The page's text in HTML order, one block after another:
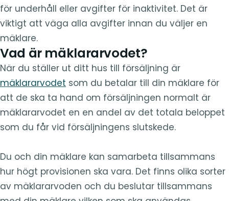
för underhåll eller avgifter för inaktivitet. Det är
viktigt att väga alla avgifter innan du väljer en
mäklare.
Vad är mäklararvodet?
När du ställer ut ditt hus till försäljning är
mäklararvodet som du betalar till din mäklare för
att de ska ta hand om försäljningen normalt är
mäklararvodet en en andel av det totala beloppet
som du får vid försäljningens slutskede.
Du och din mäklare kan samarbeta tillsammans
hur högt provisionen ska vara. Det finns olika sorter
av mäklararvoden och du beslutar tillsammans